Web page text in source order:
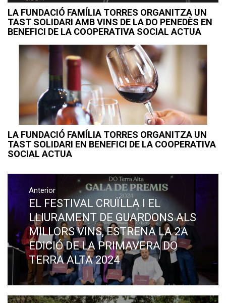
LA FUNDACIÓ FAMÍLIA TORRES ORGANITZA UN
TAST SOLIDARI AMB VINS DE LA DO PENEDÈS EN
BENEFICI DE LA COOPERATIVA SOCIAL ACTUA
LA FUNDACIÓ FAMÍLIA TORRES ORGANITZA UN
TAST SOLIDARI EN BENEFICI DE LA COOPERATIVA
SOCIAL ACTUA
Navegació
d'entrades
Anterior
Previous
post:
EL FESTIVAL CRUÏLLA I EL
LLIURAMENT DE GUARDONS ALS
MILLORS VINS, ESTRENA LA 2A
EDICIÓ DE LA PRIMAVERA DO
TERRA ALTA 2024